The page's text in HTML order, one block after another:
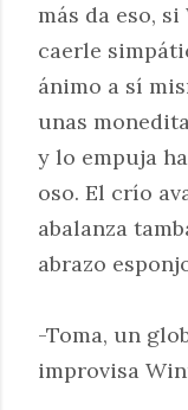
más da eso,
caerle
ánimo a sí
unas
y lo empuja
oso. El crío
abalanza
abrazo
-Toma, un
improvisa